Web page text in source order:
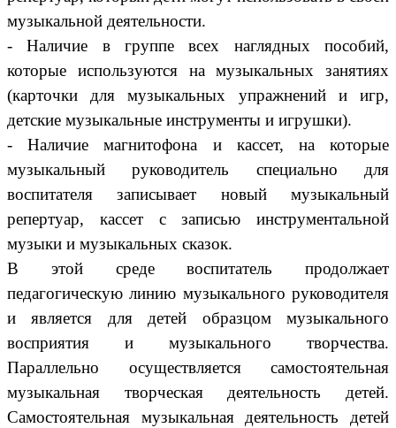
музыкальной деятельности.
- Наличие в группе всех наглядных пособий,
которые используются на музыкальных занятиях
(карточки для музыкальных упражнений и игр,
детские музыкальные инструменты и игрушки).
- Наличие магнитофона и кассет, на которые
музыкальный руководитель специально для
воспитателя записывает новый музыкальный
репертуар, кассет с записью инструментальной
музыки и музыкальных сказок.
В этой среде воспитатель продолжает
педагогическую линию музыкального руководителя
и является для детей образцом музыкального
восприятия и музыкального творчества.
Параллельно осуществляется самостоятельная
музыкальная творческая деятельность детей.
Самостоятельная музыкальная деятельность детей